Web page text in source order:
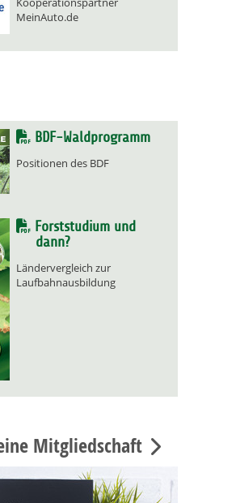
MeinAuto.de
BDF-Waldprogramm
Positionen des BDF
Forststudium und
dann?
Ländervergleich zur
Laufbahnausbildung
Mitgliedschaft